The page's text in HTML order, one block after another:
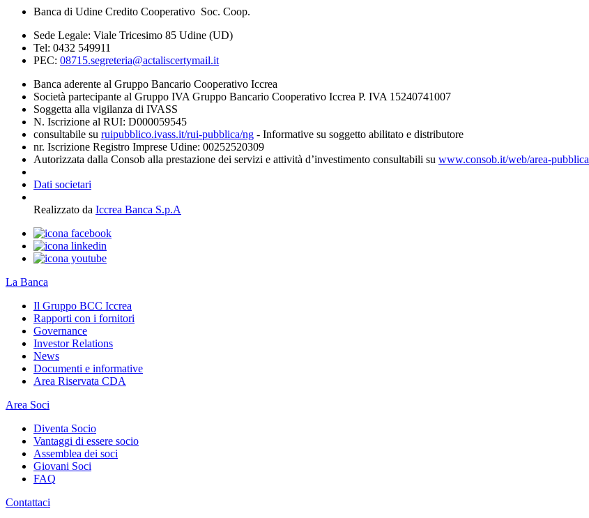
Banca di Udine Credito Cooperativo Soc. Coop.
Sede Legale: Viale Tricesimo 85 Udine (UD)
Tel: 0432 549911
PEC: 08715.segreteria@actaliscertymail.it
Banca aderente al Gruppo Bancario Cooperativo Iccrea
Società partecipante al Gruppo IVA Gruppo Bancario Cooperativo Iccrea P. IVA 15240741007
Soggetta alla vigilanza di IVASS
N. Iscrizione al RUI: D000059545
consultabile su ruipubblico.ivass.it/rui-pubblica/ng - Informative su soggetto abilitato e distributore
nr. Iscrizione Registro Imprese Udine: 00252520309
Autorizzata dalla Consob alla prestazione dei servizi e attività d’investimento consultabili su www.consob.it/web/area-pubblica
Dati societari
Realizzato da Iccrea Banca S.p.A
La Banca
Il Gruppo BCC Iccrea
Rapporti con i fornitori
Governance
Investor Relations
News
Documenti e informative
Area Riservata CDA
Area Soci
Diventa Socio
Vantaggi di essere socio
Assemblea dei soci
Giovani Soci
FAQ
Contattaci